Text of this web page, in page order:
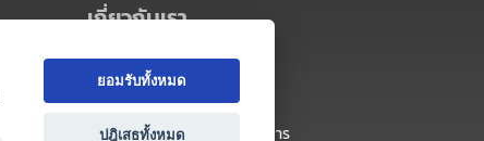
เกี่ยวกับเรา
เกี่ยวกับ Thai MICE Connect
นโยบายความเป็นส่วนตัว
ข้อตกลง และเงื่อนไขการใช้บริการ
ยอมรับทั้งหมด
ปฎิเสธทั้งหมด